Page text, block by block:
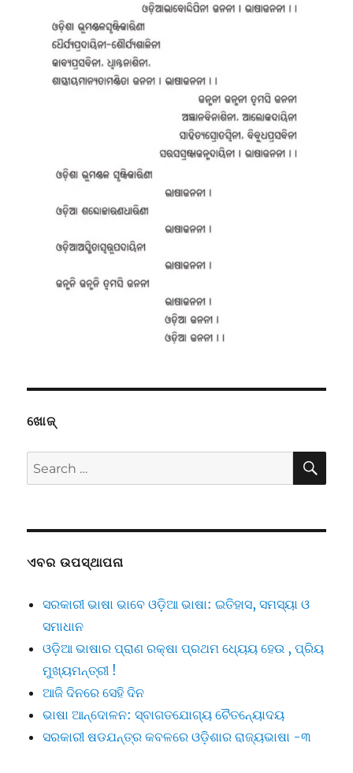
ଖୋଜ୍
Search
for:
ଏବର ଉପସ୍ଥାପନା
ସରକାରୀ ଭାଷା ଭାବେ ଓଡ଼ିଆ ଭାଷା: ଇତିହାସ, ସମସ୍ୟା ଓ
ସମାଧାନ
ଓଡ଼ିଆ ଭାଷାର ପ୍ରାଣ ରକ୍ଷା ପ୍ରଥମ ଧ୍ୟେୟ ହେଉ , ପ୍ରିୟ
ମୁଖ୍ୟମନ୍ତ୍ରୀ !
ଆଜି ଦିନରେ ସେହି ଦିନ
ଭାଷା ଆନ୍ଦୋଳନ: ସ୍ବାଗତଯୋଗ୍ୟ ଚୈତନ୍ୟୋଦୟ
ସରକାରୀ ଷଡଯନ୍ତ୍ର କବଳରେ ଓଡ଼ିଶାର ରାଜ୍ୟଭାଷା -୩